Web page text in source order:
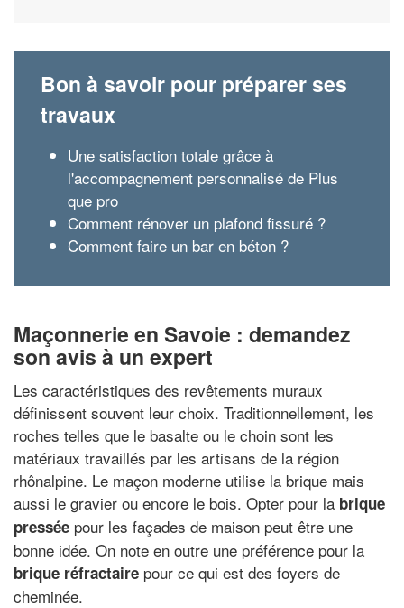
Bon à savoir pour préparer ses
travaux
Une satisfaction totale grâce à
l'accompagnement personnalisé de Plus
que pro
Comment rénover un plafond fissuré ?
Comment faire un bar en béton ?
Maçonnerie en Savoie : demandez
son avis à un expert
Les caractéristiques des revêtements muraux
définissent souvent leur choix. Traditionnellement, les
roches telles que le basalte ou le choin sont les
matériaux travaillés par les artisans de la région
rhônalpine. Le maçon moderne utilise la brique mais
aussi le gravier ou encore le bois. Opter pour la brique
pressée pour les façades de maison peut être une
bonne idée. On note en outre une préférence pour la
brique réfractaire pour ce qui est des foyers de
cheminée.